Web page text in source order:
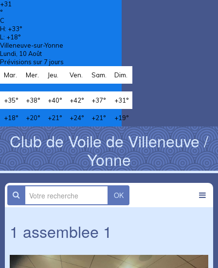
+31
°
C
H: +33°
L: +18°
Villeneuve-sur-Yonne
Lundi, 10 Août
Prévisions sur 7 jours
Mar.
Mer. Jeu. Ven. Sam. Dim.
+35° +38° +40° +42° +37° +31°
+18° +20° +21° +24° +21° +19°
Club de Voile de Villeneuve /
Yonne
OK
1 assemblee 1